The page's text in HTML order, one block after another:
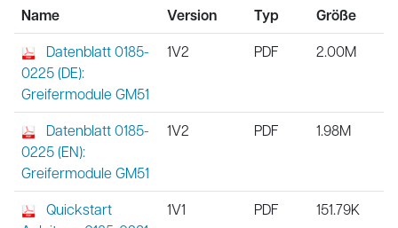
Name Version Typ Größe
Datenblatt 0185-
0225 (DE):
Greifermodule GM51
1V2 PDF 2.00M
Datenblatt 0185-
0225 (EN):
Greifermodule GM51
1V2 PDF 1.98M
Quickstart
1V1 PDF 151.79K